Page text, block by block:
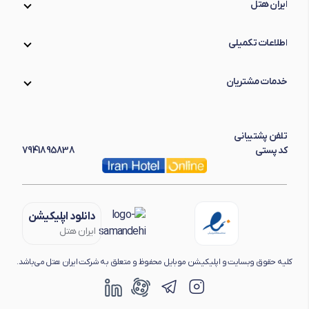
ایران هتل
اطلاعات تکمیلی
خدمات مشتریان
تلفن پشتیبانی
کد پستی
7941895838
دانلود اپلیکیشن
ایران هتل
کلیه حقوق وبسایت و اپلیکیشن موبایل محفوظ و متعلق به شرکت ایران هتل می‌باشد.